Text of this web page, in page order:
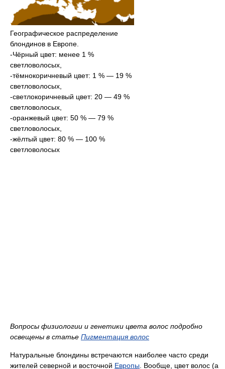
Географическое распределение
блондинов в Европе.
-Чёрный цвет: менее 1 %
светловолосых,
-тёмнокоричневый цвет: 1 % — 19 %
светловолосых,
-светлокоричневый цвет: 20 — 49 %
светловолосых,
-оранжевый цвет: 50 % — 79 %
светловолосых,
-жёлтый цвет: 80 % — 100 %
светловолосых
Вопросы физиологии и генетики цвета волос подробно
освещены в статье Пигментация волос
Натуральные блондины встречаются наиболее часто среди
жителей северной и восточной Европы . Вообще, цвет волос (а